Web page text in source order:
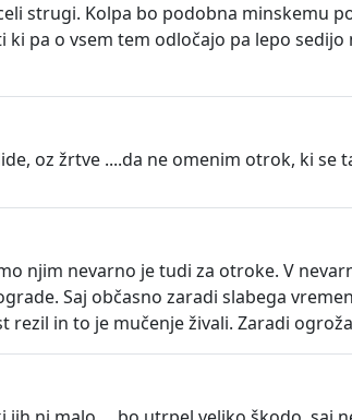
strugi. Kolpa bo podobna minskemu
pa o vsem tem odločajo pa lepo
oz žrtve ....da ne omenim otrok, ki se
njim nevarno je tudi za otroke. V
Saj občasno zaradi slabega
rezil in to je mučenje živali. Zaradi